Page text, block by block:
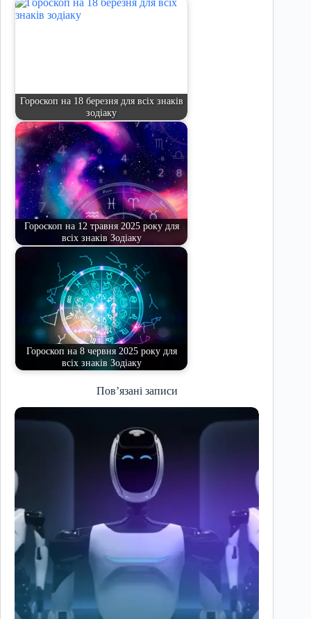
Гороскоп на 18 березня для всіх знаків
зодіаку
Гороскоп на 12 травня 2025 року для
всіх знаків Зодіаку
Гороскоп на 8 червня 2025 року для
всіх знаків Зодіаку
Пов’язані записи